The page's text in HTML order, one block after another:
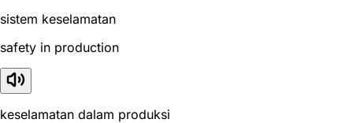
sistem keselamatan
safety in production
keselamatan dalam produksi